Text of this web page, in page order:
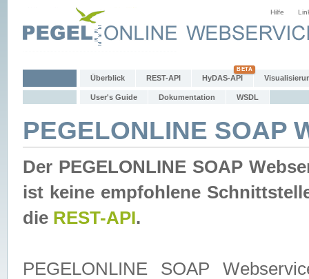
Hilfe
Überblick REST-API HyDAS-API
User's Guide Dokumentation WSDL
PEGELONLINE SOAP
Der PEGELONLINE SOAP
ist keine empfohlene
die REST-API.
PEGELONLINE SOAP